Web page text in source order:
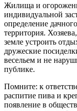
Жилища и
индивидуальной
определение
территория.
земле устроить
дружеские
весельем и не
публике.
Помните: к
распитие пива и
появление в